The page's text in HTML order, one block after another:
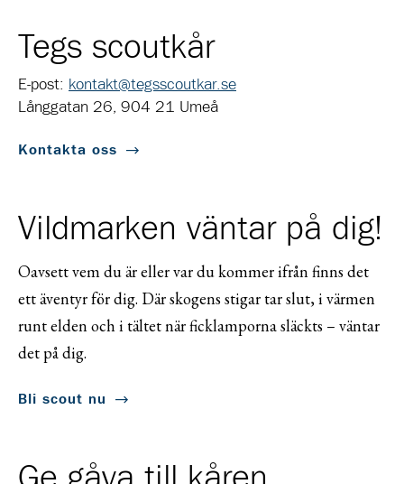
Tegs scoutkår
E-post: kontakt@tegsscoutkar.se
Långgatan 26, 904 21 Umeå
Kontakta oss
Vildmarken väntar på dig!
Oavsett vem du är eller var du kommer ifrån finns det
ett äventyr för dig. Där skogens stigar tar slut, i värmen
runt elden och i tältet när ficklamporna släckts – väntar
det på dig.
Bli scout nu